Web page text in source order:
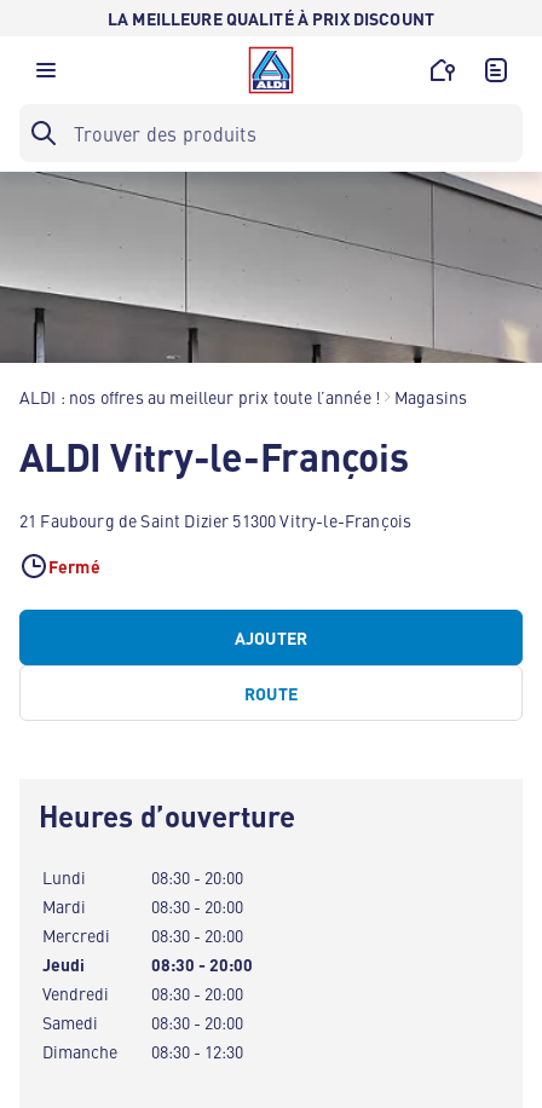
LA MEILLEURE QUALITÉ À PRIX DISCOUNT
ALDI : nos offres au meilleur prix toute l’année ! Magasins
ALDI Vitry-le-François
21 Faubourg de Saint Dizier 51300 Vitry-le-François
Fermé
AJOUTER
ROUTE
Heures d’ouverture
Lundi
08:30 - 20:00
Mardi
08:30 - 20:00
Mercredi
08:30 - 20:00
Jeudi
08:30 - 20:00
Vendredi
08:30 - 20:00
Samedi
08:30 - 20:00
Dimanche
08:30 - 12:30